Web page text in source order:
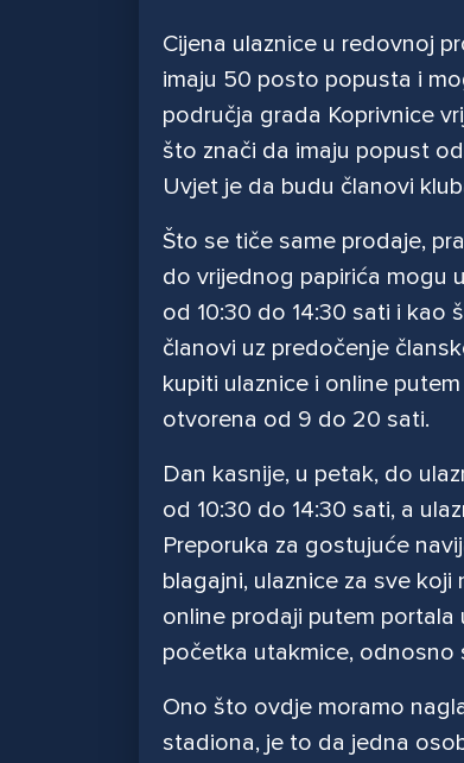
Cijena ulaznice u redovnoj
imaju 50 posto popusta i
područja grada Koprivnice
što znači da imaju popust
Uvjet je da budu članovi
Što se tiče same prodaje,
do vrijednog papirića mogu
od 10:30 do 14:30 sati i kao
članovi uz predočenje
kupiti ulaznice i online
otvorena od 9 do 20 sati.
Dan kasnije, u petak, do
od 10:30 do 14:30 sati, a
Preporuka za gostujuće
blagajni, ulaznice za sve
online prodaji putem portala
početka utakmice, odnosno
Ono što ovdje moramo
stadiona, je to da jedna